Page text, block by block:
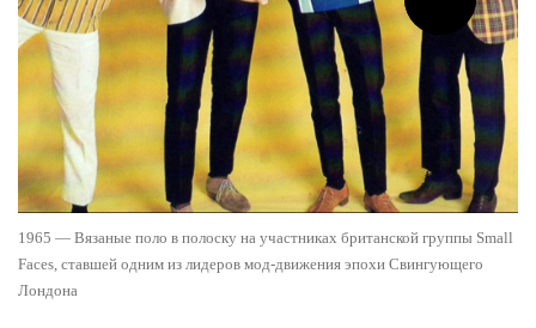
1965 — Вязаные поло в полоску на участниках британской группы Small
Faces, ставшей одним из лидеров мод-движения эпохи Свингующего
Лондона